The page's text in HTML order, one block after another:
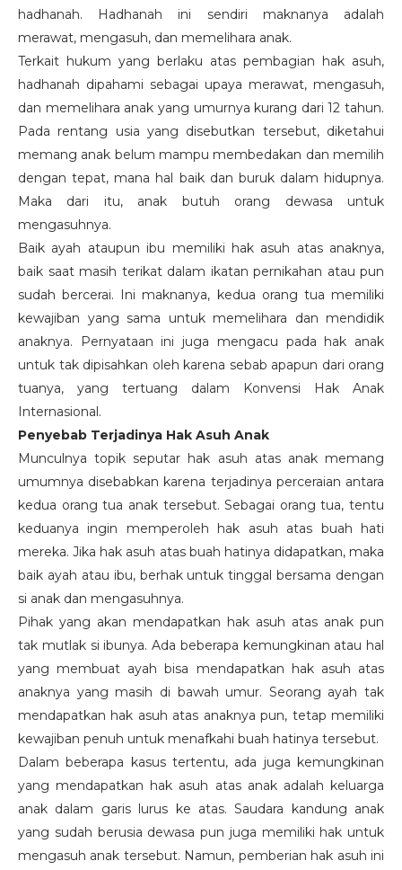
hadhanah. Hadhanah ini sendiri maknanya adalah
merawat, mengasuh, dan memelihara anak.
Terkait hukum yang berlaku atas pembagian hak asuh,
hadhanah dipahami sebagai upaya merawat, mengasuh,
dan memelihara anak yang umurnya kurang dari 12 tahun.
Pada rentang usia yang disebutkan tersebut, diketahui
memang anak belum mampu membedakan dan memilih
dengan tepat, mana hal baik dan buruk dalam hidupnya.
Maka dari itu, anak butuh orang dewasa untuk
mengasuhnya.
Baik ayah ataupun ibu memiliki hak asuh atas anaknya,
baik saat masih terikat dalam ikatan pernikahan atau pun
sudah bercerai. Ini maknanya, kedua orang tua memiliki
kewajiban yang sama untuk memelihara dan mendidik
anaknya. Pernyataan ini juga mengacu pada hak anak
untuk tak dipisahkan oleh karena sebab apapun dari orang
tuanya, yang tertuang dalam Konvensi Hak Anak
Internasional.
Penyebab Terjadinya Hak Asuh Anak
Munculnya topik seputar hak asuh atas anak memang
umumnya disebabkan karena terjadinya perceraian antara
kedua orang tua anak tersebut. Sebagai orang tua, tentu
keduanya ingin memperoleh hak asuh atas buah hati
mereka. Jika hak asuh atas buah hatinya didapatkan, maka
baik ayah atau ibu, berhak untuk tinggal bersama dengan
si anak dan mengasuhnya.
Pihak yang akan mendapatkan hak asuh atas anak pun
tak mutlak si ibunya. Ada beberapa kemungkinan atau hal
yang membuat ayah bisa mendapatkan hak asuh atas
anaknya yang masih di bawah umur. Seorang ayah tak
mendapatkan hak asuh atas anaknya pun, tetap memiliki
kewajiban penuh untuk menafkahi buah hatinya tersebut.
Dalam beberapa kasus tertentu, ada juga kemungkinan
yang mendapatkan hak asuh atas anak adalah keluarga
anak dalam garis lurus ke atas. Saudara kandung anak
yang sudah berusia dewasa pun juga memiliki hak untuk
mengasuh anak tersebut. Namun, pemberian hak asuh ini